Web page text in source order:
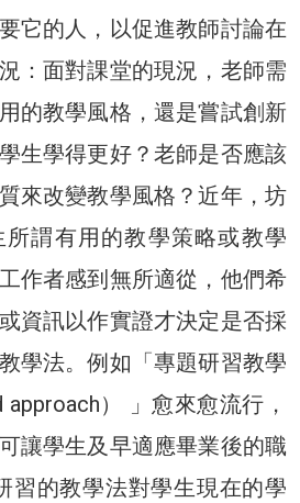
它的人，以促進教師討論在
：面對課堂的現況，老師需
的教學風格，還是嘗試創新
生學得更好？老師是否應該
來改變教學風格？近年，坊
謂有用的教學策略或教學
作者感到無所適從，他們希
資訊以作實證才決定是否採
學法。例如「專題研習教學
） 」愈來愈流行，
讓學生及早適應畢業後的職
的教學法對學生現在的學